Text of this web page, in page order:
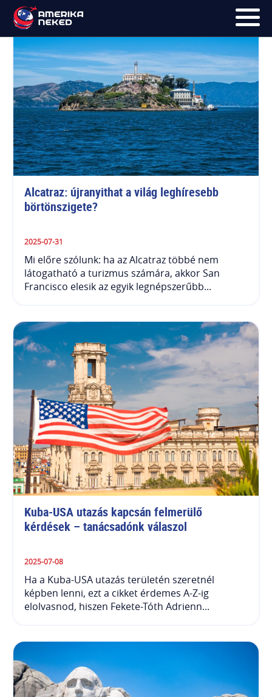
FŐOLDAL
UTAK
HÍRLEVÉL
BLOG
RÓLUNK
KÉPEK
Alcatraz: újranyithat a világ leghíresebb
börtönszigete?
2025-07-31
Mi előre szólunk: ha az Alcatraz többé nem
látogatható a turizmus számára, akkor San
Francisco elesik az egyik legnépszerűbb...
Kuba-USA utazás kapcsán felmerülő
kérdések – tanácsadónk válaszol
2025-07-08
Ha a Kuba-USA utazás területén szeretnél
képben lenni, ezt a cikket érdemes A-Z-ig
elolvasnod, hiszen Fekete-Tóth Adrienn...